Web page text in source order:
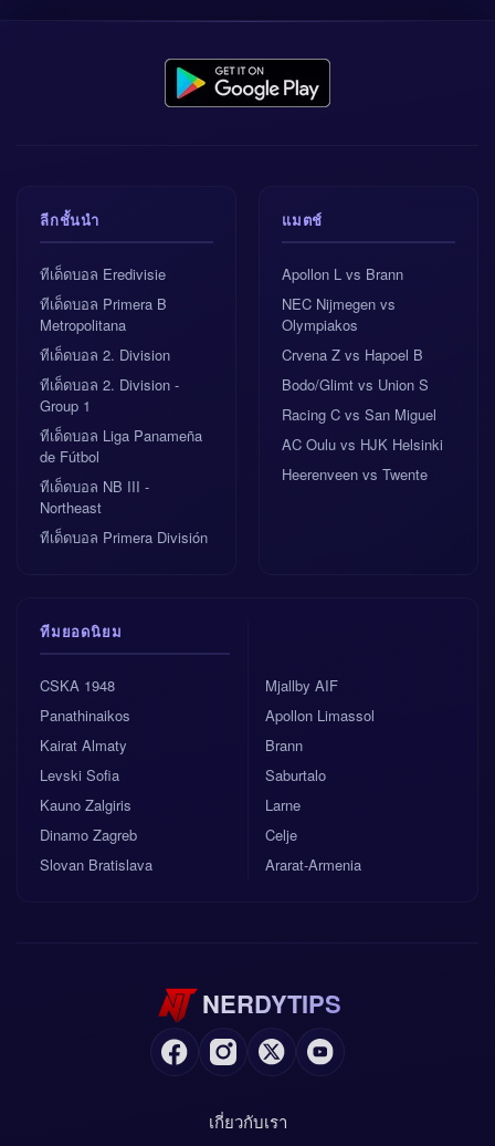
ลีกชั้นนำ
ทีเด็ดบอล Eredivisie
ทีเด็ดบอล Primera B
Metropolitana
ทีเด็ดบอล 2. Division
ทีเด็ดบอล 2. Division -
Group 1
ทีเด็ดบอล Liga Panameña
de Fútbol
ทีเด็ดบอล NB III -
Northeast
ทีเด็ดบอล Primera División
แมตช์
Apollon L vs Brann
NEC Nijmegen vs
Olympiakos
Crvena Z vs Hapoel B
Bodo/Glimt vs Union S
Racing C vs San Miguel
AC Oulu vs HJK Helsinki
Heerenveen vs Twente
ทีมยอดนิยม
CSKA 1948
Panathinaikos
Kairat Almaty
Levski Sofia
Kauno Zalgiris
Dinamo Zagreb
Slovan Bratislava
Mjallby AIF
Apollon Limassol
Brann
Saburtalo
Larne
Celje
Ararat-Armenia
NERDYTIPS
เกี่ยวกับเรา